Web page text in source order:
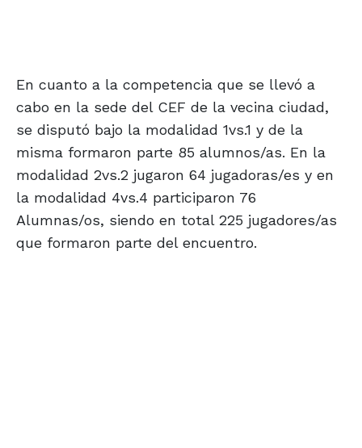
En cuanto a la competencia que se llevó a
cabo en la sede del CEF de la vecina ciudad,
se disputó bajo la modalidad 1vs.1 y de la
misma formaron parte 85 alumnos/as. En la
modalidad 2vs.2 jugaron 64 jugadoras/es y en
la modalidad 4vs.4 participaron 76
Alumnas/os, siendo en total 225 jugadores/as
que formaron parte del encuentro.